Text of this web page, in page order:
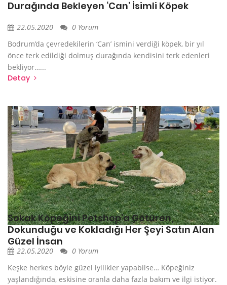
Durağında Bekleyen ‘Can’ İsimli Köpek
22.05.2020
0 Yorum
Bodrum’da çevredekilerin ‘Can’ ismini verdiği köpek, bir yıl
önce terk edildiği dolmuş durağında kendisini terk edenleri
bekliyor…...
Detay
Sokak Köpeğini Petshop'a Götüren,
Dokunduğu ve Kokladığı Her Şeyi Satın Alan
Güzel İnsan
22.05.2020
0 Yorum
Keşke herkes böyle güzel iyilikler yapabilse… Köpeğiniz
yaşlandığında, eskisine oranla daha fazla bakım ve ilgi istiyor.